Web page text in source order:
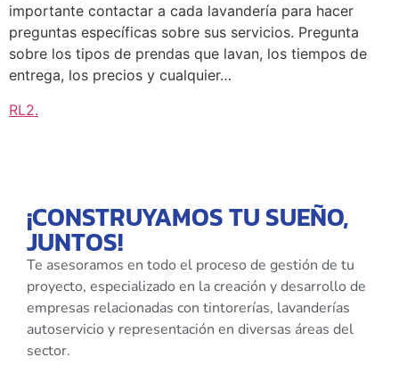
importante contactar a cada lavandería para hacer
preguntas específicas sobre sus servicios. Pregunta
sobre los tipos de prendas que lavan, los tiempos de
entrega, los precios y cualquier…
RL2.
¡CONSTRUYAMOS TU SUEÑO,
JUNTOS!
Te asesoramos en todo el proceso de gestión de tu
proyecto, especializado en la creación y desarrollo de
empresas relacionadas con tintorerías, lavanderías
autoservicio y representación en diversas áreas del
sector.